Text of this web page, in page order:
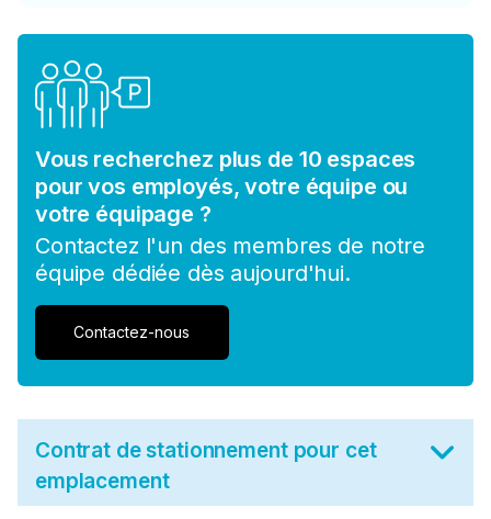
Vous recherchez plus de 10 espaces
pour vos employés, votre équipe ou
votre équipage ?
Contactez l'un des membres de notre
équipe dédiée dès aujourd'hui.
Contactez-nous
Contrat de stationnement pour cet
emplacement